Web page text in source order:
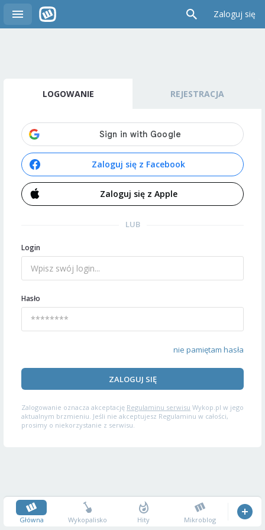
Zaloguj się
LOGOWANIE REJESTRACJA
Zaloguj się z Facebook
Zaloguj się z Apple
LUB
Login
Hasło
nie pamiętam hasła
ZALOGUJ SIĘ
Zalogowanie oznacza akceptację Regulaminu serwisu Wykop.pl w jego
aktualnym brzmieniu. Jeśli nie akceptujesz Regulaminu w całości,
prosimy o niekorzystanie z serwisu.
Główna Wykopalisko Hity Mikroblog